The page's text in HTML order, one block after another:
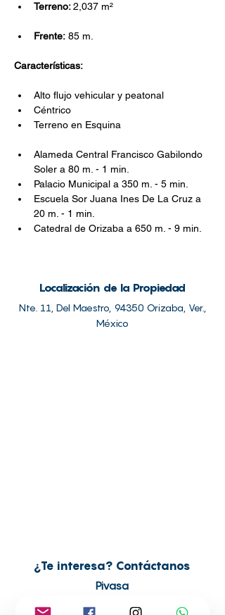
Terreno: 2,037 m²
Frente: 85 m.
Características:
Alto flujo vehicular y peatonal
Céntrico
Terreno en Esquina
Alameda Central Francisco Gabilondo
Soler a 80 m. - 1 min.
Palacio Municipal a 350 m. - 5 min.
Escuela Sor Juana Ines De La Cruz a
20 m. - 1 min.
Catedral de Orizaba a 650 m. - 9 min.
Localización de la Propiedad
Nte. 11, Del Maestro, 94350 Orizaba, Ver.,
México
¿Te interesa? Contáctanos
Pivasa
(222) 303 05 05